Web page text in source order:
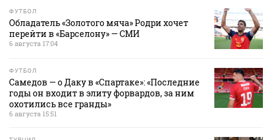
ФУТБОЛ
Обладатель «Золотого мяча» Родри хочет
перейти в «Барселону» — СМИ
6 августа 17:04
ФУТБОЛ
Самедов — о Даку в «Спартаке»: «Последние
годы он входит в элиту форвардов, за ним
охотились все гранды»
6 августа 15:51